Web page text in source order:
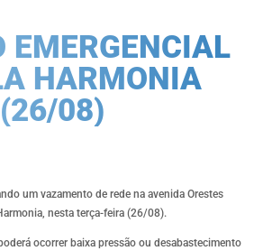
EMERGENCIAL
HARMONIA
(26/08)
um vazamento de rede na avenida Orestes
nesta terça-feira (26/08).
ocorrer baixa pressão ou desabastecimento